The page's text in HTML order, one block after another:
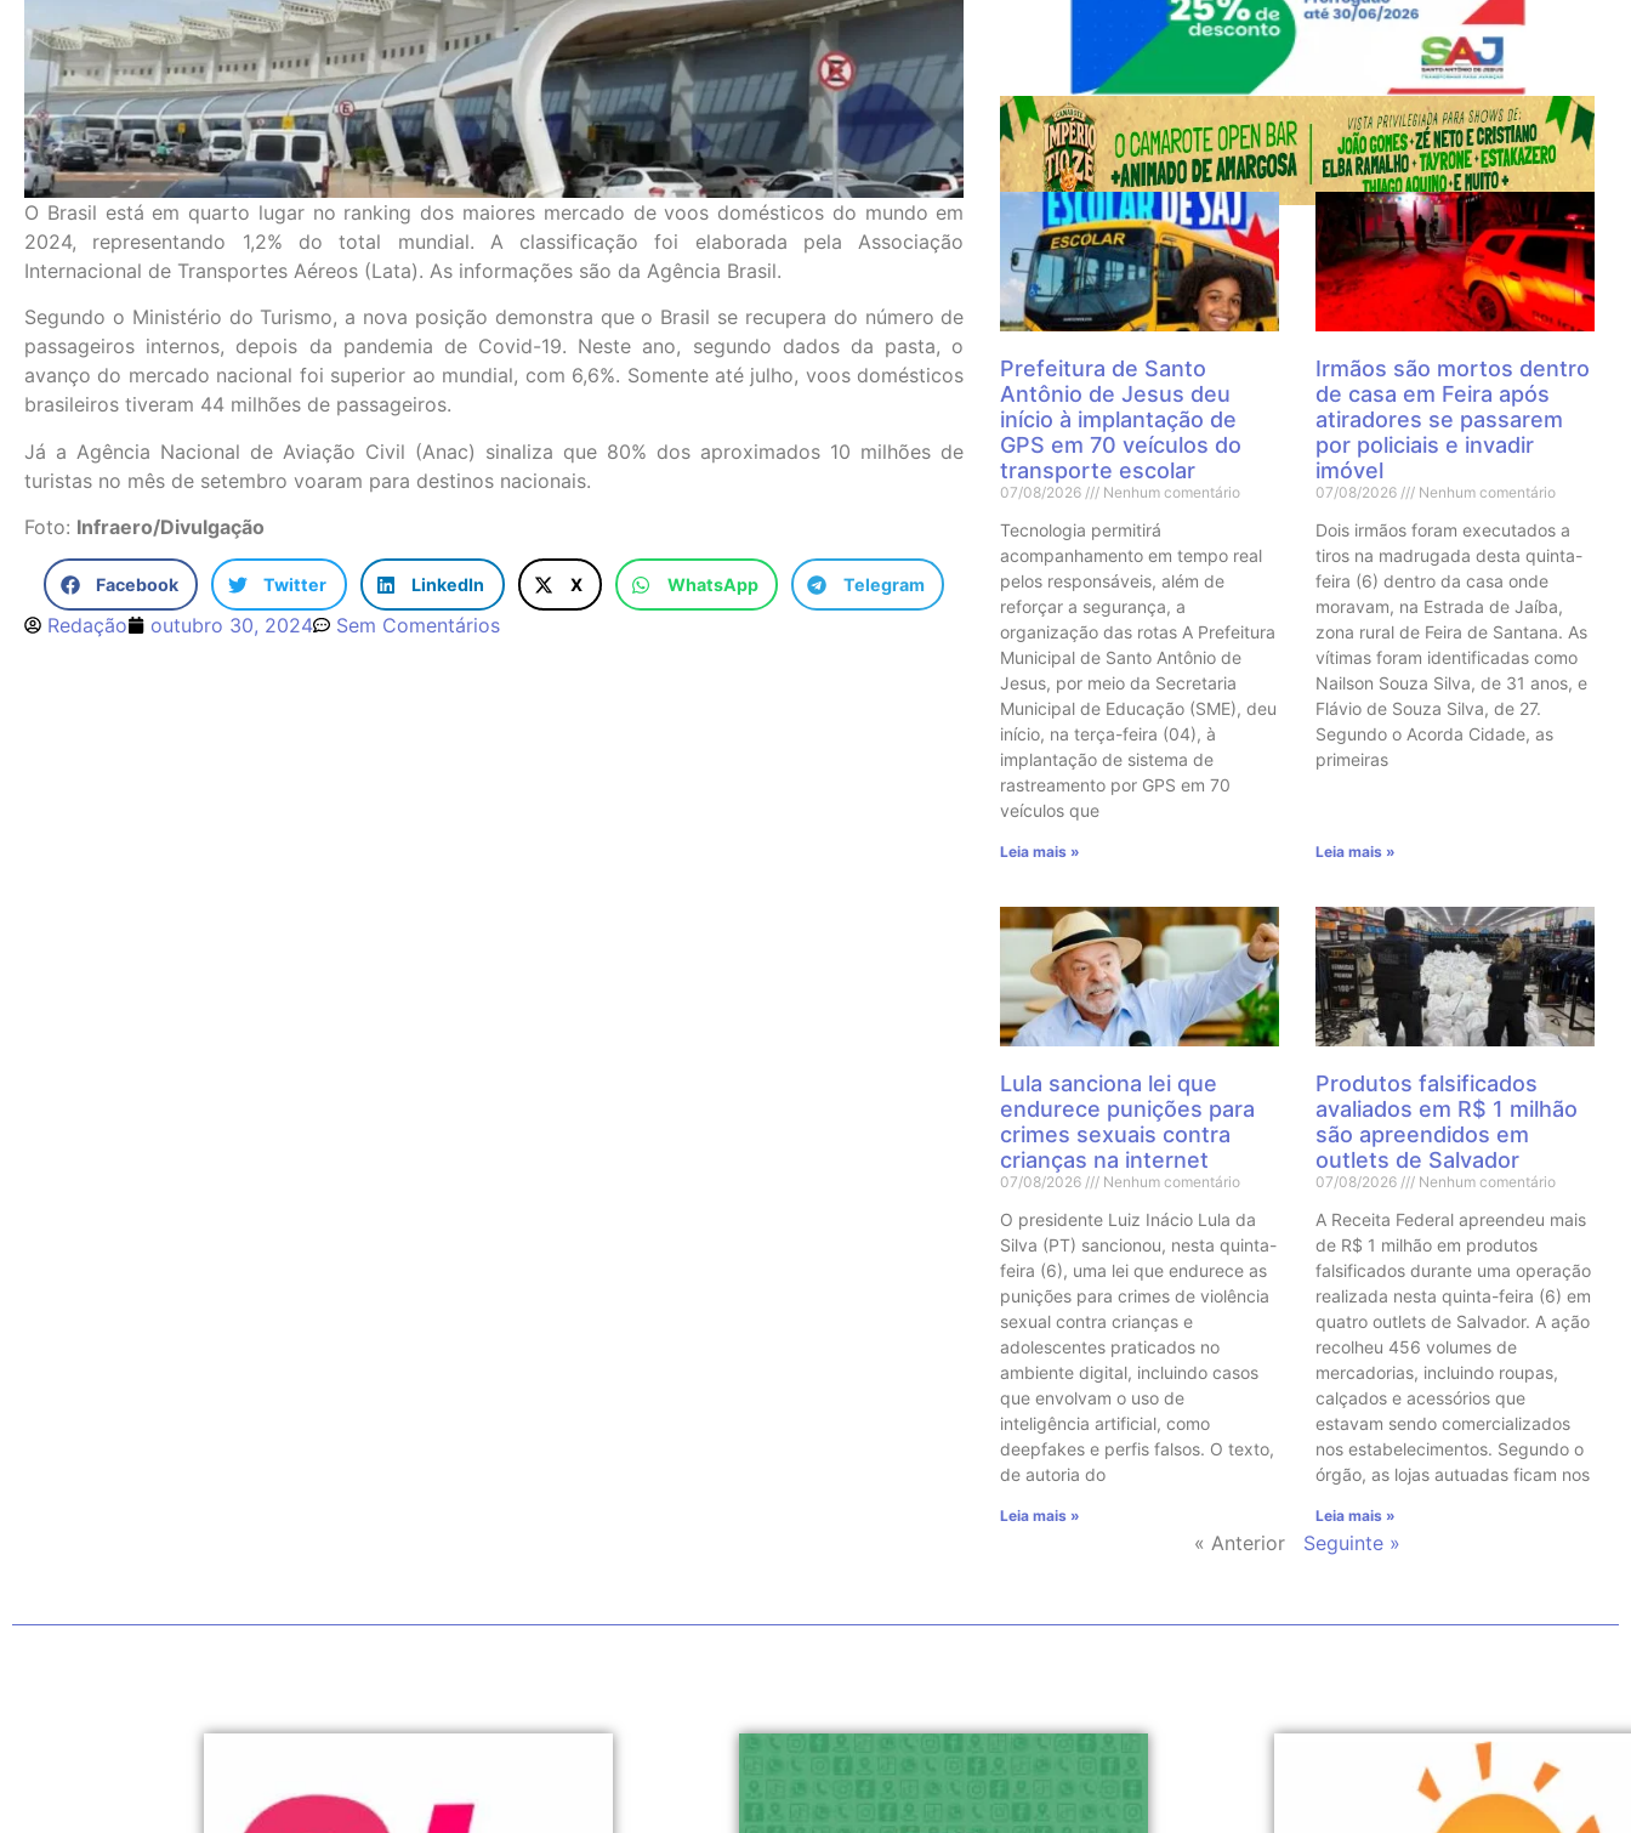
O Brasil está em quarto lugar no ranking dos maiores mercado de voos domésticos do mundo em
2024, representando 1,2% do total mundial. A classificação foi elaborada pela Associação
Internacional de Transportes Aéreos (Lata). As informações são da Agência Brasil.
Segundo o Ministério do Turismo, a nova posição demonstra que o Brasil se recupera do número de
passageiros internos, depois da pandemia de Covid-19. Neste ano, segundo dados da pasta, o
avanço do mercado nacional foi superior ao mundial, com 6,6%. Somente até julho, voos domésticos
brasileiros tiveram 44 milhões de passageiros.
Já a Agência Nacional de Aviação Civil (Anac) sinaliza que 80% dos aproximados 10 milhões de
turistas no mês de setembro voaram para destinos nacionais.
Foto: Infraero/Divulgação
Facebook Twitter LinkedIn X WhatsApp Telegram
Redação outubro 30, 2024 Sem Comentários
Mais Notícias
Prefeitura de Santo
Antônio de Jesus deu
início à implantação de
GPS em 70 veículos do
transporte escolar
07/08/2026 Nenhum comentário
Tecnologia permitirá
acompanhamento em tempo real
pelos responsáveis, além de
reforçar a segurança, a
organização das rotas A Prefeitura
Municipal de Santo Antônio de
Jesus, por meio da Secretaria
Municipal de Educação (SME), deu
início, na terça-feira (04), à
implantação de sistema de
rastreamento por GPS em 70
veículos que
Leia mais »
Irmãos são mortos dentro
de casa em Feira após
atiradores se passarem
por policiais e invadir
imóvel
07/08/2026 Nenhum comentário
Dois irmãos foram executados a
tiros na madrugada desta quinta-
feira (6) dentro da casa onde
moravam, na Estrada de Jaíba,
zona rural de Feira de Santana. As
vítimas foram identificadas como
Nailson Souza Silva, de 31 anos, e
Flávio de Souza Silva, de 27.
Segundo o Acorda Cidade, as
primeiras
Leia mais »
Lula sanciona lei que
endurece punições para
crimes sexuais contra
crianças na internet
07/08/2026 Nenhum comentário
O presidente Luiz Inácio Lula da
Silva (PT) sancionou, nesta quinta-
feira (6), uma lei que endurece as
punições para crimes de violência
sexual contra crianças e
adolescentes praticados no
ambiente digital, incluindo casos
que envolvam o uso de
inteligência artificial, como
deepfakes e perfis falsos. O texto,
de autoria do
Leia mais »
Produtos falsificados
avaliados em R$ 1 milhão
são apreendidos em
outlets de Salvador
07/08/2026 Nenhum comentário
A Receita Federal apreendeu mais
de R$ 1 milhão em produtos
falsificados durante uma operação
realizada nesta quinta-feira (6) em
quatro outlets de Salvador. A ação
recolheu 456 volumes de
mercadorias, incluindo roupas,
calçados e acessórios que
estavam sendo comercializados
nos estabelecimentos. Segundo o
órgão, as lojas autuadas ficam nos
Leia mais »
« Anterior Seguinte »